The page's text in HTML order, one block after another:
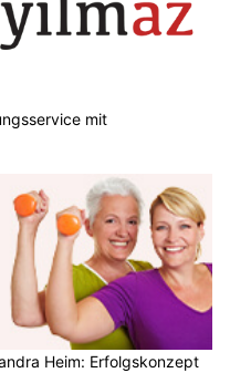
mit
Heim: Erfolgskonzept